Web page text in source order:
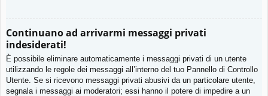
Continuano ad arrivarmi messaggi privati
indesiderati!
È possibile eliminare automaticamente i messaggi privati ​​di un utente
utilizzando le regole dei messaggi all’interno del tuo Pannello di Controllo
Utente. Se si ricevono messaggi privati ​​abusivi da un particolare utente,
segnala i messaggi ai moderatori; essi hanno il potere di impedire a un